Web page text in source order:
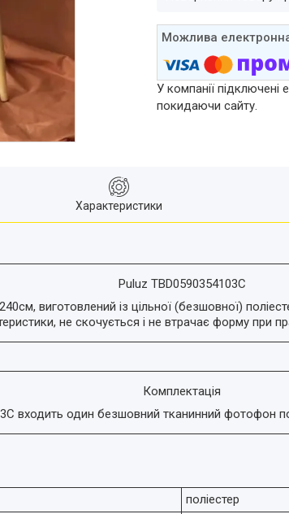
У компанії підключені
покидаючи сайту.
Характеристики
Puluz TBD0590354103C
виготовлений із цільної (безшовної)
не скочується і не втрачає форму при
Комплектація
входить один безшовний тканинний фотофон
поліестер